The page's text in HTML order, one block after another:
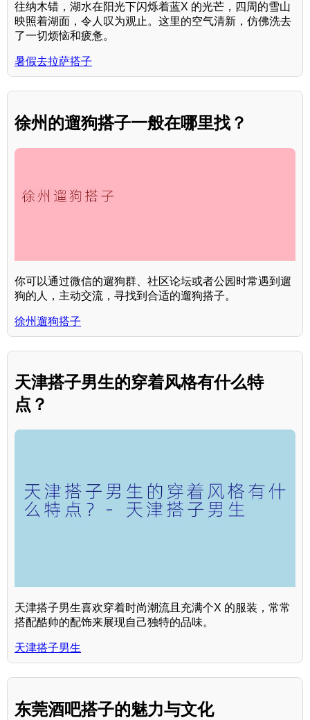
往纳木错，湖水在阳光下闪烁着蓝X 的光芒，四周的雪山
映照着湖面，令人叹为观止。这里的空气清新，仿佛洗去
了一切烦恼和疲惫。
暑假去拉萨搭子
徐州的遛狗搭子一般在哪里找？
你可以通过微信的遛狗群、社区论坛或者公园时常遇到遛
狗的人，主动交流，寻找到合适的遛狗搭子。
徐州遛狗搭子
天津搭子男生的穿着风格有什么特
点？
天津搭子男生喜欢穿着时尚潮流且充满个X 的服装，常常
搭配酷帅的配饰来展现自己独特的品味。
天津搭子男生
东莞酒吧搭子的魅力与文化